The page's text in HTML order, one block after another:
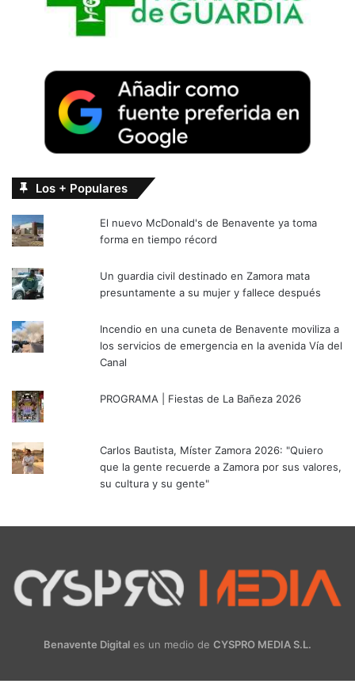
Los + Populares
El nuevo McDonald's de Benavente ya toma
forma en tiempo récord
Un guardia civil destinado en Zamora mata
presuntamente a su mujer y fallece después
Incendio en una cuneta de Benavente moviliza a
los servicios de emergencia en la avenida Vía del
Canal
PROGRAMA | Fiestas de La Bañeza 2026
Carlos Bautista, Míster Zamora 2026: "Quiero
que la gente recuerde a Zamora por sus valores,
su cultura y su gente"
Benavente Digital es un medio de CYSPRO MEDIA S.L.